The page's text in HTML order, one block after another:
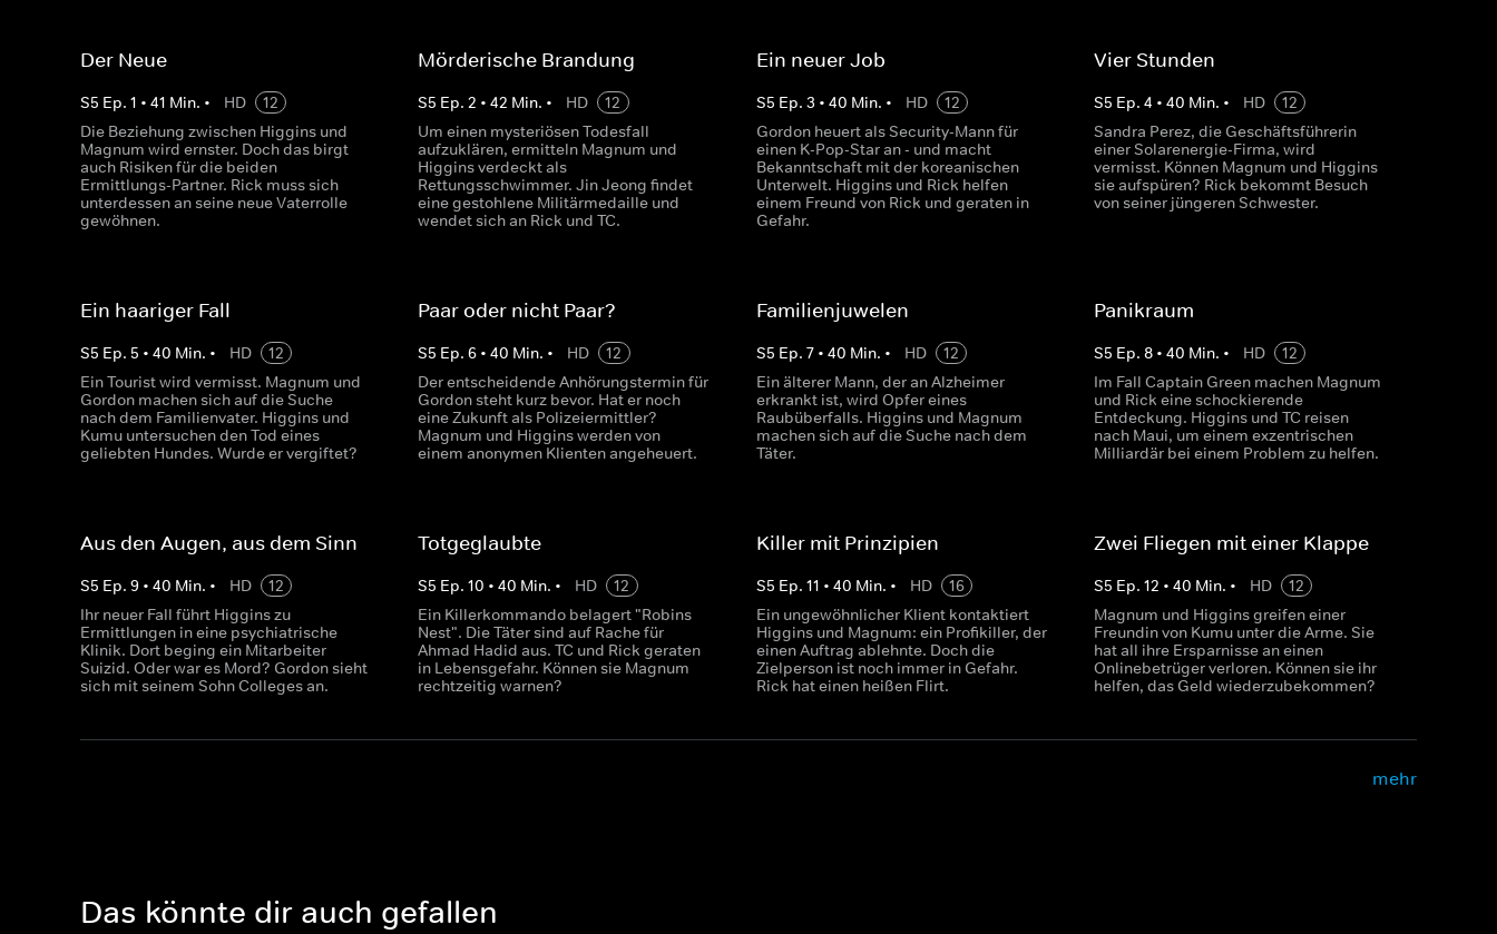
Der Neue
S5 Ep. 1 • 41 Min. • HD
12
Die Beziehung zwischen Higgins und
Magnum wird ernster. Doch das birgt
auch Risiken für die beiden
Ermittlungs-Partner. Rick muss sich
unterdessen an seine neue Vaterrolle
gewöhnen.
Mörderische Brandung
S5 Ep.2 •42 Min. • HD
12
Um einen mysteriösen Todesfall
aufzuklären, ermitteln Magnum und
Higgins verdeckt als
Rettungsschwimmer. Jin Jeong findet
eine gestohlene Militärmedaille und
wendet sich an Rick und TC.
Ein neuer Job
S5 Ep. 3 • 40 Min. • HD
12
Gordon heuert als Security-Mann für
einen K-Pop-Star an - und macht
Bekanntschaft mit der koreanischen
Unterwelt. Higgins und Rick helfen
einem Freund von Rick und geraten in
Gefahr.
Vier Stunden
S5 Ep. 4 • 40 Min. • HD
12
Sandra Perez, die Geschäftsführerin
einer Solarenergie-Firma, wird
vermisst. Können Magnum und Higgins
sie aufspüren? Rick bekommt Besuch
von seiner jüngeren Schwester.
Ein haariger Fall
S5 Ep. 5 • 40 Min. • HD
12
Ein Tourist wird vermisst. Magnum und
Gordon machen sich auf die Suche
nach dem Familienvater. Higgins und
Kumu untersuchen den Tod eines
geliebten Hundes. Wurde er vergiftet?
Paar oder nicht Paar?
S5 Ep.6 •40 Min. • HD
12
Der entscheidende Anhörungstermin für
Gordon steht kurz bevor. Hat er noch
eine Zukunft als Polizeiermittler?
Magnum und Higgins werden von
einem anonymen Klienten angeheuert.
Familienjuwelen
S5 Ep. 7• 40 Min. • HD
12
Ein älterer Mann, der an Alzheimer
erkrankt ist, wird Opfer eines
Raubüberfalls. Higgins und Magnum
machen sich auf die Suche nach dem
Täter.
Panikraum
S5 Ep. 8• 40 Min. • HD
12
Im Fall Captain Green machen Magnum
und Rick eine schockierende
Entdeckung. Higgins und TC reisen
nach Maui, um einem exzentrischen
Milliardär bei einem Problem zu helfen.
Aus den Augen, aus dem Sinn
S5 Ep. 9 • 40 Min. • HD
12
Ihr neuer Fall führt Higgins zu
Ermittlungen in eine psychiatrische
Klinik. Dort beging ein Mitarbeiter
Suizid. Oder war es Mord? Gordon sieht
sich mit seinem Sohn Colleges an.
Totgeglaubte
S5 Ep.10 •40 Min. • HD
12
Ein Killerkommando belagert "Robins
Nest". Die Täter sind auf Rache für
Ahmad Hadid aus. TC und Rick geraten
in Lebensgefahr. Können sie Magnum
rechtzeitig warnen?
Killer mit Prinzipien
S5 Ep. 11 • 40 Min. • HD
16
Ein ungewöhnlicher Klient kontaktiert
Higgins und Magnum: ein Profikiller, der
einen Auftrag ablehnte. Doch die
Zielperson ist noch immer in Gefahr.
Rick hat einen heißen Flirt.
Zwei Fliegen mit einer Klappe
S5 Ep. 12 • 40 Min. • HD
12
Magnum und Higgins greifen einer
Freundin von Kumu unter die Arme. Sie
hat all ihre Ersparnisse an einen
Onlinebetrüger verloren. Können sie ihr
helfen, das Geld wiederzubekommen?
mehr
Das könnte dir auch gefallen